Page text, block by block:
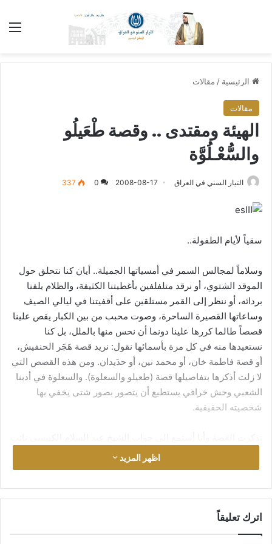
الرئيسية / مقالات
مقالات
الهيئة ومقتدى .. وقصة طْعَيلُو
والسُّعْـلُوَّة
التيار السني في العراق 2008-08-17
0
337
سقياً لأيام الطفولة..
وسلاماً لمجالس السمر في أمسياتها الجميلة.. أيان كنا نتحلق حول
الموقد الشتوي، أو نرقد متلفلفين بأغطيتنا الكثيفة، والظلام يلفنا
بردائه، أو ننظر إلى القمر مستلقين على أقفيتنا في ليالي الصيف
وساعاتها القصيرة الساحرة، وصوت محبب من بين الكبار يقص علينا
قصصاً طالما كررها علينا دونما أن نحس منها بالملل، بل كنا
نستعيدها منه في كل مرة بأسمائها نقول: نريد قصة هَجَر الحنفيش،
أو قصة فاطمة خان، أو محمد نين، أو حدَيدان. ومن هذه القصص التي
لا زلت أذكرها بتفاصيلها قصة (طعيلو والسعلوة). والسعلوة في أدبنا
الشعبي وحش خرافي يستطيع أن يتصور بصور شتى يخفي بها
شخصيته الحقيقية.
الأمين العام “لهيئة علماء المسلمين” عن سؤال وجهه إليه مقدم
البرنامج على قناة الشرقية قبل أيام حول علاقة الهيئة بمقتدى.
(طعيلو) يا أولادي رجل فقير مغفل، ذو عائلة كبيرة مكونة من زوجة
وبنات. ذهب في طلب الرزق يوماً فعاد إلى أهله بسعلوة ظنها أخته،
اظهر المزيد
اترك تعليقاً